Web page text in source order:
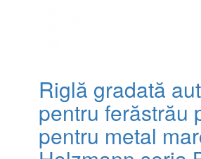
Riglă gradată
pentru ferăstrău
pentru metal